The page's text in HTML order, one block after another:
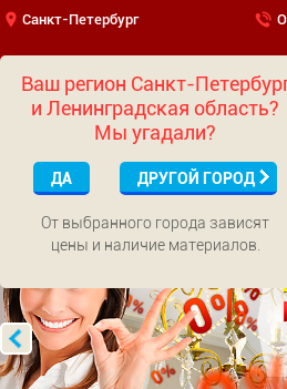
Санкт-Петербург
(812)322-52-62
Ваш регион Санкт-
и Ленинградская область?
Мы угадали?
ДА ДРУГОЙ ГОРОД
От выбранного города зависят
цены и наличие материалов.